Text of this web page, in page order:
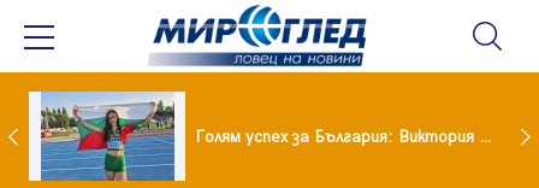
Когато всичко те дразни: тези трикове променят настроението за минути Голям успех за България: Виктория Ангелова грабна световна титла в тройния скок